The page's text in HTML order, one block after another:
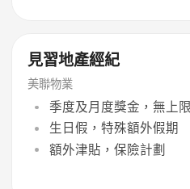
見習地產經紀
美聯物業
季度及月度獎金，無上
生日假，特殊額外假期
額外津貼，保險計劃